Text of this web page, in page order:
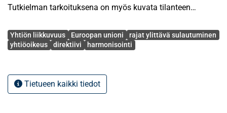
Tutkielman tarkoituksena on myös kuvata tilanteen
Yhtiön kotipaikan muuttaminen aiemmin on ollut lähes
mahdotonta. Kotipaikan valinnalla on yhtiölle suurin
lainsäädäntö on yhtiön pyrkimysten kannalta edullisin.
Myös varsinaiset rajat ylittävät yritysjärjestelyt, erityisesti
Avainsanat
Yhtiön liikkuvuus Euroopan unioni
rajat ylittävä sulautuminen
yhtiöoikeus
direktiivi harmonisointi
Tietueen kaikki tiedot